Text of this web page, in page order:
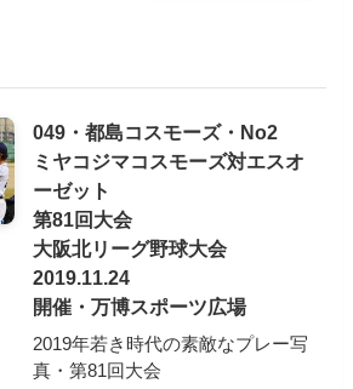
049・都島コスモーズ・No2
ミヤコジマコスモーズ対エスオ
ーゼット
第81回大会
大阪北リーグ野球大会
2019.11.24
開催・万博スポーツ広場
2019年若き時代の素敵なプレー写
真・第81回大会